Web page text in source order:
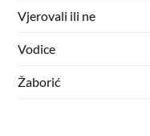
Vjerovali ili ne
Vodice
Žaborić